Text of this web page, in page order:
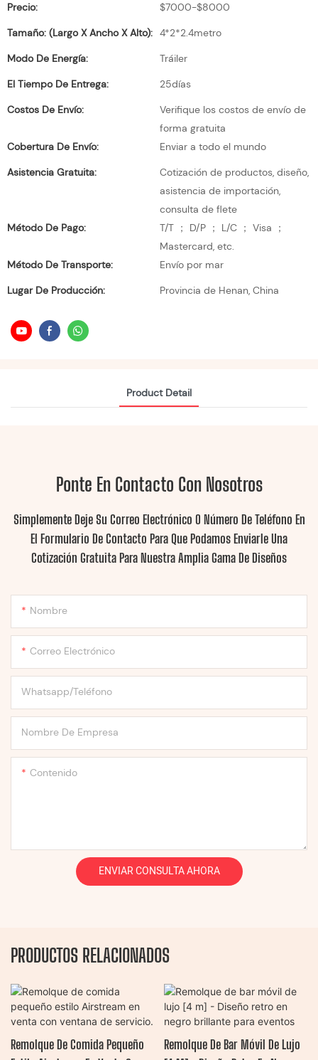
Precio:
$7000-$8000
Tamaño: (largo X Ancho X Alto): 4*2*2.4metro
Modo De Energía:
Tráiler
El Tiempo De Entrega:
25días
Costos De Envío:
Verifique los costos de envío de
forma gratuita
Cobertura De Envío:
Enviar a todo el mundo
Asistencia Gratuita:
Cotización de productos, diseño,
asistencia de importación,
consulta de flete
Método De Pago:
T/T ； D/P ； L/C ； Visa ；
Mastercard, etc.
Método De Transporte:
Envío por mar
Lugar De Producción:
Provincia de Henan, China
Product Detail
Ponte En Contacto Con Nosotros
Simplemente Deje Su Correo Electrónico O Número De Teléfono En
El Formulario De Contacto Para Que Podamos Enviarle Una
Cotización Gratuita Para Nuestra Amplia Gama De Diseños
Nombre
Correo Electrónico
Whatsapp/Teléfono
Nombre De Empresa
Contenido
ENVIAR CONSULTA AHORA
PRODUCTOS RELACIONADOS
Remolque De Comida Pequeño
Remolque De Bar Móvil De Lujo